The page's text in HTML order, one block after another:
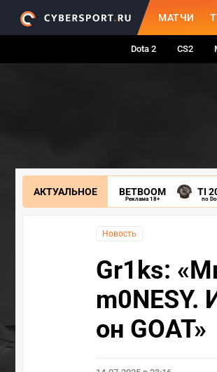
МАТЧИ
Dota 2 CS2
АКТУАЛЬНОЕ BETBOOM
Реклама 18+
TI
по
Новость
Gr1ks:
m0NESY.
он GOAT»